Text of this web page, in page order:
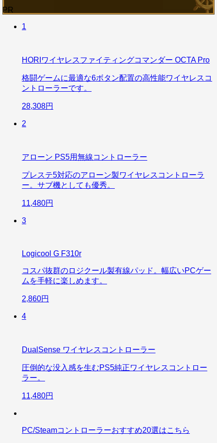
PR
1
HORIワイヤレスファイティングコマンダー OCTA Pro
格闘ゲームに最適な6ボタン配置の高性能ワイヤレスコ
ントローラーです。
28,308円
2
アローン PS5用無線コントローラー
プレステ5対応のアローン製ワイヤレスコントローラ
ー。サブ機としても優秀。
11,480円
3
Logicool G F310r
コスパ抜群のロジクール製有線パッド。幅広いPCゲー
ムを手軽に楽しめます。
2,860円
4
DualSense ワイヤレスコントローラー
圧倒的な没入感を生むPS5純正ワイヤレスコントロー
ラー。
11,480円
PC/Steamコントローラーおすすめ20選はこちら